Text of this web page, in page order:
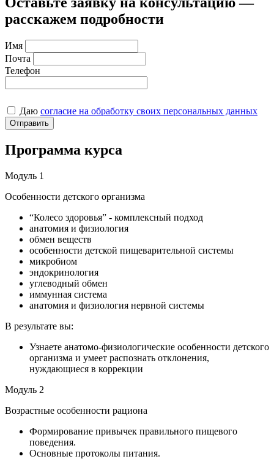
расскажем подробности
Имя
Почта
Телефон
Даю согласие на обработку своих персональных данных
Отправить
Программа курса
Модуль 1
Особенности детского организма
“Колесо здоровья” - комплексный подход
анатомия и физиология
обмен веществ
особенности детской пищеварительной системы
микробиом
эндокринология
углеводный обмен
иммунная система
анатомия и физиология нервной системы
В результате вы:
Узнаете анатомо-физиологические особенности детского
организма и умеет распознать отклонения,
нуждающиеся в коррекции
Модуль 2
Возрастные особенности рациона
Формирование привычек правильного пищевого
поведения.
Основные протоколы питания.